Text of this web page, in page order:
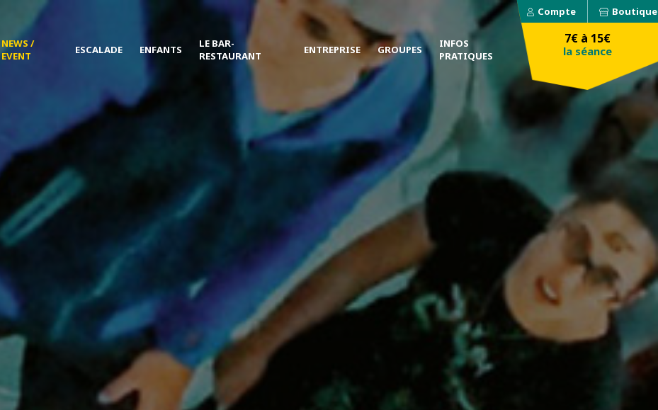
NEWS /
EVENT
ESCALADE ENFANTS
LE BAR-
RESTAURANT
ENTREPRISE GROUPES
INFOS
PRATIQUES
Compte Boutique
7€ à 15€
la séance